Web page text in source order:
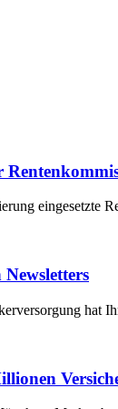
eingesetzte
Newsletters
hat